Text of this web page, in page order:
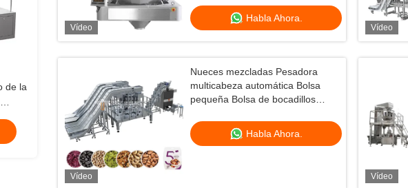
de la
Vídeo
0.5m3/min foto Chips Snack Food
Packaging Machine
L1400*W1000*H1800mm
Habla Ahora.
Empaquetadora rotatoria del vacío de la
estación multi automática para los
Habla Ahora.
Vídeo
Habla Ahora.
Vídeo
Vídeo
Nueces mezcladas Pesadora
multicabeza automática Bolsa
pequeña Bolsa de bocadillos
cacahuetes
Habla Ahora.
Vídeo